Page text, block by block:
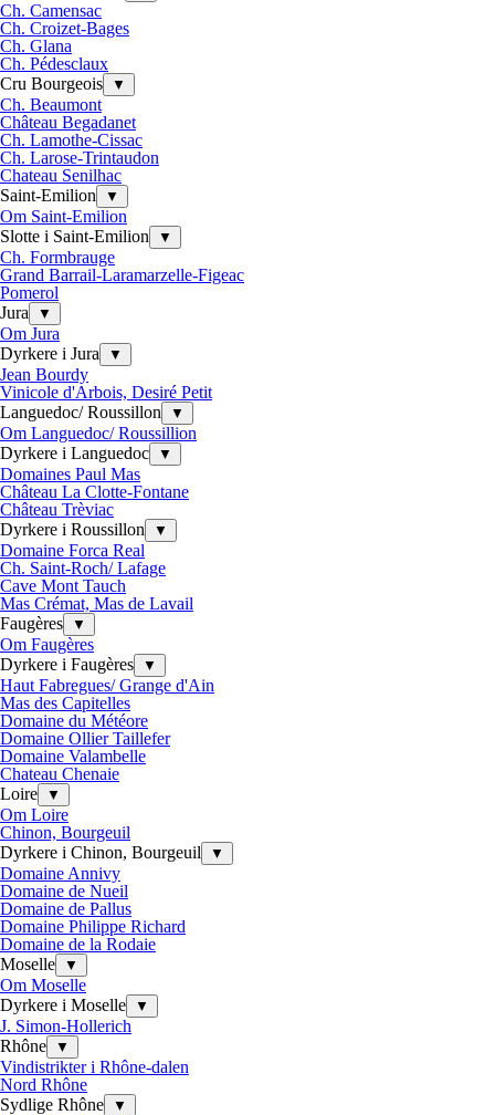
Ch. Camensac
Ch. Croizet-Bages
Ch. Glana
Ch. Pédesclaux
Cru Bourgeois
▼
Ch. Beaumont
Château Begadanet
Ch. Lamothe-Cissac
Ch. Larose-Trintaudon
Chateau Senilhac
Saint-Emilion
▼
Om Saint-Emilion
Slotte i Saint-Emilion
▼
Ch. Formbrauge
Grand Barrail-Laramarzelle-Figeac
Pomerol
Jura
▼
Om Jura
Dyrkere i Jura
▼
Jean Bourdy
Vinicole d'Arbois, Desiré Petit
Languedoc/ Roussillon
▼
Om Languedoc/ Roussillion
Dyrkere i Languedoc
▼
Domaines Paul Mas
Château La Clotte-Fontane
Château Trèviac
Dyrkere i Roussillon
▼
Domaine Forca Real
Ch. Saint-Roch/ Lafage
Cave Mont Tauch
Mas Crémat, Mas de Lavail
Faugères
▼
Om Faugères
Dyrkere i Faugères
▼
Haut Fabregues/ Grange d'Ain
Mas des Capitelles
Domaine du Météore
Domaine Ollier Taillefer
Domaine Valambelle
Chateau Chenaie
Loire
▼
Om Loire
Chinon, Bourgeuil
Dyrkere i Chinon, Bourgeuil
▼
Domaine Annivy
Domaine de Nueil
Domaine de Pallus
Domaine Philippe Richard
Domaine de la Rodaie
Moselle
▼
Om Moselle
Dyrkere i Moselle
▼
J. Simon-Hollerich
Rhône
▼
Vindistrikter i Rhône-dalen
Nord Rhône
Sydlige Rhône
▼